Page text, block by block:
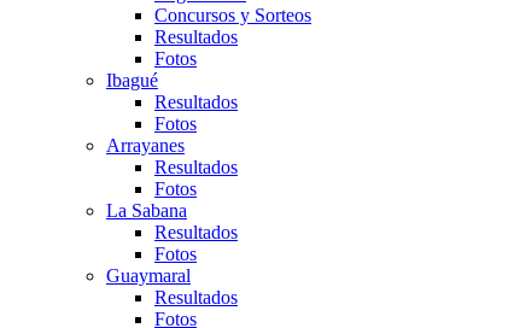
Concursos y Sorteos
Resultados
Fotos
Ibagué
Resultados
Fotos
Arrayanes
Resultados
Fotos
La Sabana
Resultados
Fotos
Guaymaral
Resultados
Fotos